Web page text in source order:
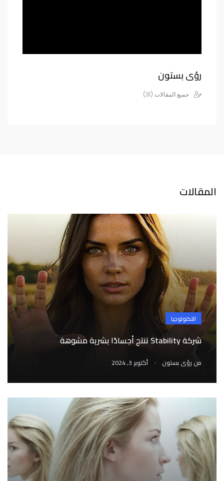
رؤى بستون
جميع المقالات (31)
المقالات
التكنولوجيا
شركة Stability تنتج أجسادًا بشرية مشوهة
من رؤى بستون . أكتوبر 3, 2024